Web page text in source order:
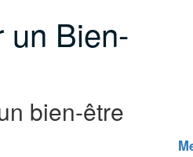
un Bien-
bien-être